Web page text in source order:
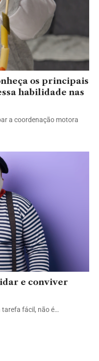
os principais
habilidade nas
a coordenação motora
e conviver
tarefa fácil, não é…